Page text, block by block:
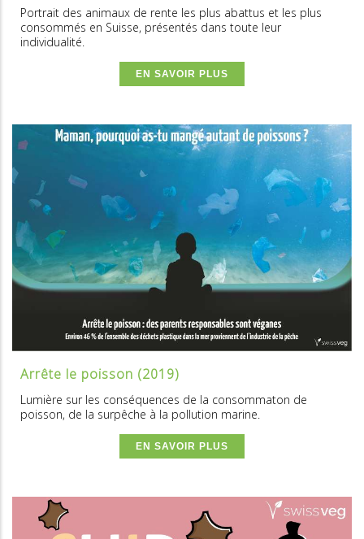
Portrait des animaux de rente les plus abattus et les plus
consommés en Suisse, présentés dans toute leur
individualité.
EN SAVOIR PLUS
Arrête le poisson (2019)
Lumière sur les conséquences de la consommaton de
poisson, de la surpêche à la pollution marine.
EN SAVOIR PLUS